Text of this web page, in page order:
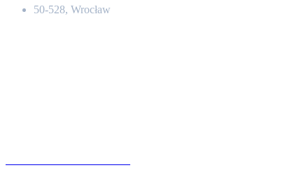
50-528, Wrocław